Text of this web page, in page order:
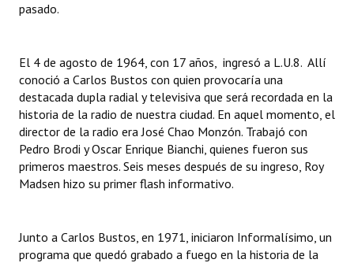
Antiguos Pobladores
Registros y Distinciones
Datos Históricos
Premio al Mérito - Registro
Audiencias Públicas - Registro
Periodistas Decanos - Registro
pasado.
El 4 de agosto de 1964, con 17 años, ingresó a L.U.8. Allí
conoció a Carlos Bustos con quien provocaría una
destacada dupla radial y televisiva que será recordada en la
historia de la radio de nuestra ciudad. En aquel momento, el
director de la radio era José Chao Monzón. Trabajó con
Pedro Brodi y Oscar Enrique Bianchi, quienes fueron sus
primeros maestros. Seis meses después de su ingreso, Roy
Madsen hizo su primer flash informativo.
Junto a Carlos Bustos, en 1971, iniciaron Informalísimo, un
programa que quedó grabado a fuego en la historia de la